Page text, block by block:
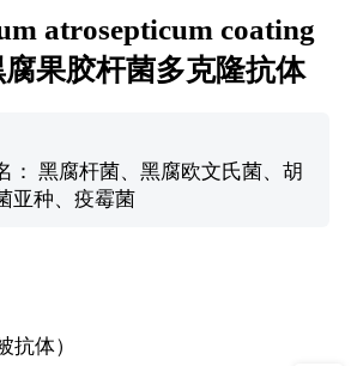
atrosepticum coating
果胶杆菌多克隆抗体
： 黑腐杆菌、黑腐欧文氏菌、胡
亚种、疫霉菌
抗体）